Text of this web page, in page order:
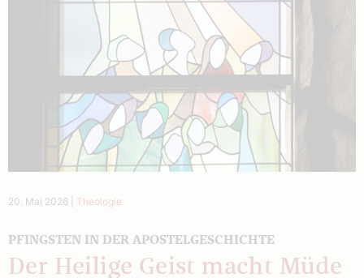
20. Mai 2026 Theologie
PFINGSTEN IN DER APOSTELGESCHICHTE
Der Heilige Geist macht Müde